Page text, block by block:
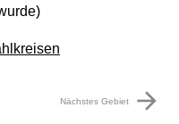
Nächstes Gebiet arrow_forward